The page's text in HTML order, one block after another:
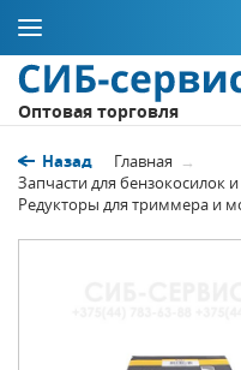
Оптовая торговля
Назад
Главная
Запчасти для бензокосилок
Редукторы для триммера и